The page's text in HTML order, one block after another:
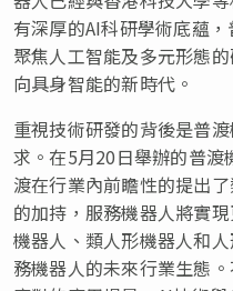
有深厚的AI科研學術底蘊
聚焦人工智能及多元形態
向具身智能的新時代。
重視技術研發的背後是普
求。在5月20日舉辦的普
渡在行業內前瞻性的提出
的加持，服務機器人將實
機器人、類人形機器人和
務機器人的未來行業生態